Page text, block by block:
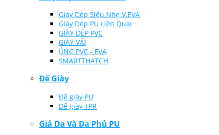
Giày Dép Siêu Nhẹ V.EVA
Giày Dép PU Liền Quai
GIÀY DÉP PVC
GIÀY VẢI
ỦNG PVC - EVA
SMARTTHATCH
Đế Giày
Đế giày PU
Đế giày TPR
Giả Da Và Da Phủ PU